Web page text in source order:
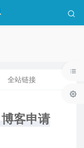
全站链接
客申请